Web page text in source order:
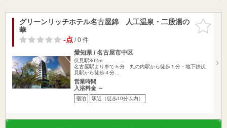
お気に入
りに追加
グリーンリッチホテル名古屋錦 人工温泉・二股湯の
華
-点/ 0 件
愛知県 / 名古屋市中区
伏見駅302m
名古屋駅より車で５分 丸の内駅から徒歩１分・地下鉄伏
見駅から徒歩４分…
営業時間
入浴料金 ～
宿泊 駅近（徒歩10分以内）